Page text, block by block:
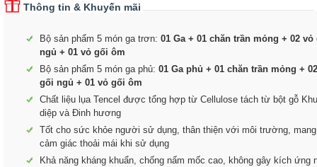
Thông tin & Khuyến mãi
Bộ sản phẩm 5 món ga trơn: 01 Ga + 01 chăn trần mỏng + 02 vỏ
ngủ + 01 vỏ gối ôm
Bộ sản phẩm 5 món ga phủ: 01 Ga phủ + 01 chăn trần mỏng +
gối ngủ + 01 vỏ gối ôm
Chất liệu lụa Tencel được tổng hợp từ Cellulose tách từ bột gỗ
diệp và Đinh hương
Tốt cho sức khỏe người sử dụng, thân thiện với môi trường, mang
cảm giác thoải mái khi sử dụng
Khả năng kháng khuẩn, chống nấm mốc cao, không gây kích ứng